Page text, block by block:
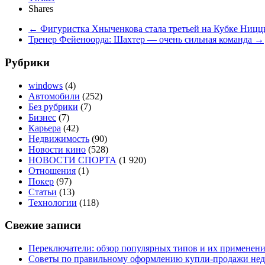
Shares
← Фигуристка Хныченкова стала третьей на Кубке
Тренер Фейеноорда: Шахтер — очень сильная команда →
Рубрики
windows (4)
Автомобили (252)
Без рубрики (7)
Бизнес (7)
Карьера (42)
Недвижимость (90)
Новости кино (528)
НОВОСТИ СПОРТА (1 920)
Отношения (1)
Покер (97)
Статьи (13)
Технологии (118)
Свежие записи
Переключатели: обзор популярных типов и их
Советы по правильному оформлению купли-продажи